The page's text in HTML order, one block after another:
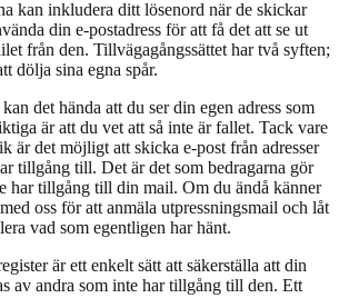
kan inkludera ditt lösenord när de skickar
din e-postadress för att få det att se ut
från den. Tillvägagångssättet har två syften;
dölja sina egna spår.
det hända att du ser din egen adress som
är att du vet att så inte är fallet. Tack vare
är det möjligt att skicka e-post från adresser
tillgång till. Det är det som bedragarna gör
har tillgång till din mail. Om du ändå känner
oss för att anmäla utpressningsmail och låt
vad som egentligen har hänt.
är ett enkelt sätt att säkerställa att din
av andra som inte har tillgång till den. Ett